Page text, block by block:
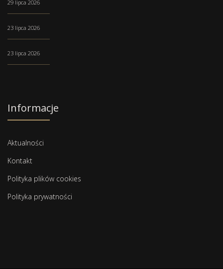
29 lipca 2026
23 lipca 2026
23 lipca 2026
Informacje
Aktualności
Kontakt
Polityka plików cookies
Polityka prywatności